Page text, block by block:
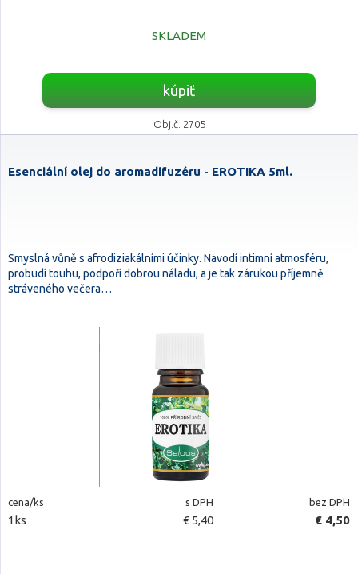
SKLADEM
kúpiť
Obj.č. 2705
Esenciální olej do aromadifuzéru - EROTIKA 5ml.
Smyslná vůně s afrodiziakálními účinky. Navodí intimní atmosféru,
probudí touhu, podpoří dobrou náladu, a je tak zárukou příjemně
stráveného večera…
cena/ks s DPH bez DPH
1ks € 5,40 € 4,50